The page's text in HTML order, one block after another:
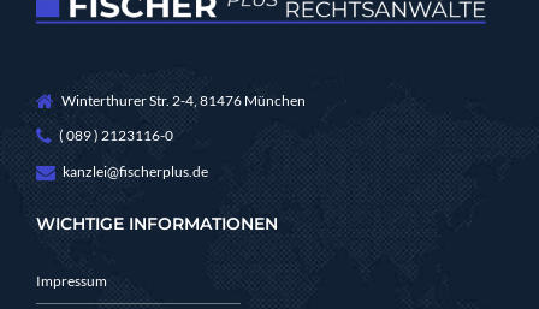
Winterthurer Str. 2-4, 81476 München
( 089 ) 2123116-0
kanzlei@fischerplus.de
WICHTIGE INFORMATIONEN
Impressum